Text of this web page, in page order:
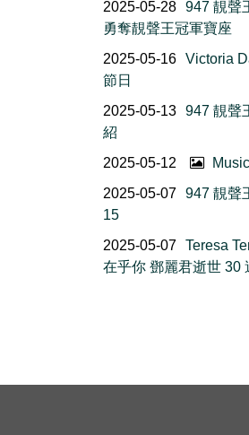
2025-05-28 947 靚聲
勇奪靚聲王冠軍寶座
2025-05-16 Victoria
節日
2025-05-13 947 靚聲
紹
2025-05-12
2025-05-07 947 靚聲
15
2025-05-07 Teresa
在乎你 鄧麗君逝世 30